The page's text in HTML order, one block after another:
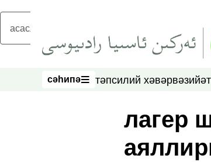
асаслиқ мәзмунға атлаң
сәһипә тәпсилий хәвәр
лагер